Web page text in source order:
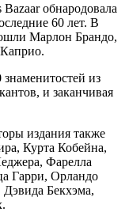
обнародовала
60 лет. В
Марлон Брандо,
из
и заканчивая
издания также
Курта Кобейна,
Фарелла
Гарри, Орландо
Бекхэма,